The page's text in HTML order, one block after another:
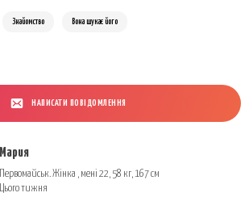
Знайомство Вона шукає його
НАПИСАТИ ПОВІДОМЛЕННЯ
Мария
Первомайськ. Жінка , мені 22, 58 кг, 167 см
Цього тижня